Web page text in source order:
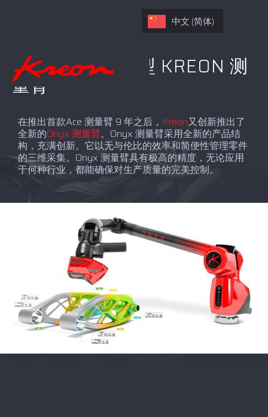
ONYX产品：新型 KREON 测
量臂
在推出首款Ace 测量臂 9 年之后， Kreon又创新推出了
全新的Onyx 测量臂。Onyx 测量臂采用全新的产品结
构，充满创新。它以无与伦比的效率和简便性管理零件
的三维采集。Onyx 测量臂具有极高的精度，无论应用
于何种行业，都能确保对生产质量的完美控制。
中文 (简体)